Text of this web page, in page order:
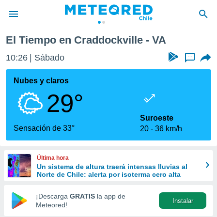
de
por
que se
calidad.
a este
las
y
forma
digital
basada
El Tiempo en Craddockville - VA
10:26 Sábado ...
Nubes y claros
29°
Sensación de 33°
Suroeste
20
36 km/h
Última hora
Un sistema de altura traerá intensas lluvias al
Norte de Chile: alerta por isoterma cero alta
¡Descarga GRATIS la app de
Meteored!
Instalar